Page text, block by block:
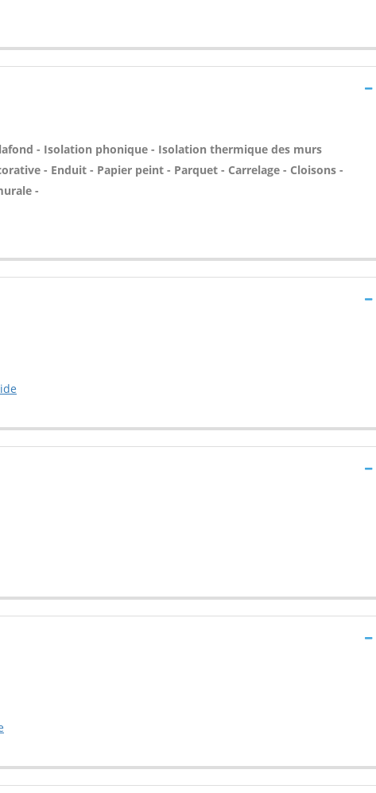
- Isolation phonique - Isolation thermique des murs
- Enduit - Papier peint - Parquet - Carrelage - Cloisons -
-